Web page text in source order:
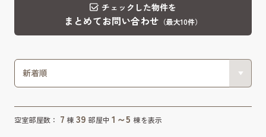
チェックした物件を
まとめてお問い合わせ （最大10件）
空室部屋数： 7 棟 39 部屋中1～5棟を表示